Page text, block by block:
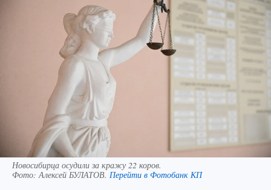
Новосибирца осудили за кражу 22 коров.
Фото:Алексей БУЛАТОВ. Перейти в Фотобанк КП